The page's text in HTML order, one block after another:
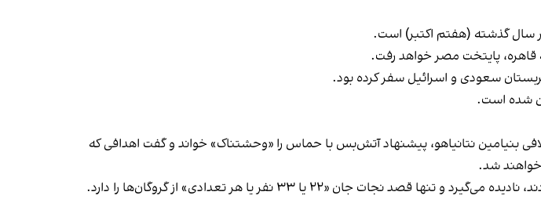
قاهره، پایتخت مصر خواهد رفت.
سعودی و اسرائیل سفر کرده بود.
شده است.
بنیامین نتانیاهو، پیشنهاد آتش‌بس با حماس را «وحشتناک» خواند و گفت اهدافی که
خواهند شد.
جان «۲۲ یا ۳۳ نفر یا هر تعدادی» از گروگان‌ها را دارد.